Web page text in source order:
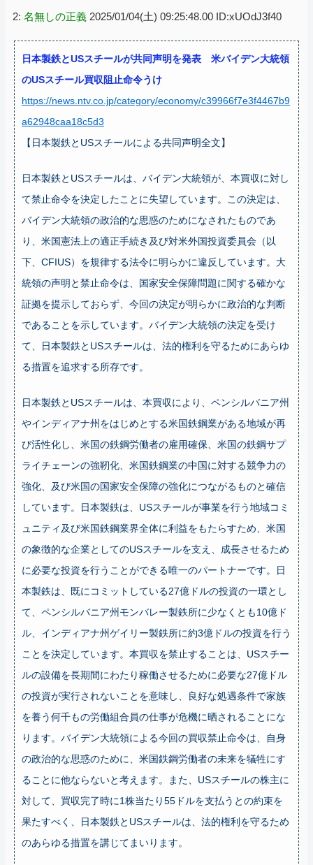
2: 名無しの正義 2025/01/04(土) 09:25:48.00 ID:xUOdJ3f40
日本製鉄とUSスチールが共同声明を発表 米バイデン大統領
のUSスチール買収阻止命令うけ
https://news.ntv.co.jp/category/economy/c39966f7e3f4467b9
a62948caa18c5d3
【日本製鉄とUSスチールによる共同声明全文】
日本製鉄とUSスチールは、バイデン大統領が、本買収に対し
て禁止命令を決定したことに失望しています。この決定は、
バイデン大統領の政治的な思惑のためになされたものであ
り、米国憲法上の適正手続き及び対米外国投資委員会（以
下、CFIUS）を規律する法令に明らかに違反しています。大
統領の声明と禁止命令は、国家安全保障問題に関する確かな
証拠を提示しておらず、今回の決定が明らかに政治的な判断
であることを示しています。バイデン大統領の決定を受け
て、日本製鉄とUSスチールは、法的権利を守るためにあらゆ
る措置を追求する所存です。
日本製鉄とUSスチールは、本買収により、ペンシルバニア州
やインディアナ州をはじめとする米国鉄鋼業がある地域が再
び活性化し、米国の鉄鋼労働者の雇用確保、米国の鉄鋼サプ
ライチェーンの強靭化、米国鉄鋼業の中国に対する競争力の
強化、及び米国の国家安全保障の強化につながるものと確信
しています。日本製鉄は、USスチールが事業を行う地域コミ
ュニティ及び米国鉄鋼業界全体に利益をもたらすため、米国
の象徴的な企業としてのUSスチールを支え、成長させるため
に必要な投資を行うことができる唯一のパートナーです。日
本製鉄は、既にコミットしている27億ドルの投資の一環とし
て、ペンシルバニア州モンバレー製鉄所に少なくとも10億ド
ル、インディアナ州ゲイリー製鉄所に約3億ドルの投資を行う
ことを決定しています。本買収を禁止することは、USスチー
ルの設備を長期間にわたり稼働させるために必要な27億ドル
の投資が実行されないことを意味し、良好な処遇条件で家族
を養う何千もの労働組合員の仕事が危機に晒されることにな
ります。バイデン大統領による今回の買収禁止命令は、自身
の政治的な思惑のために、米国鉄鋼労働者の未来を犠牲にす
ることに他ならないと考えます。また、USスチールの株主に
対して、買収完了時に1株当たり55ドルを支払うとの約束を
果たすべく、日本製鉄とUSスチールは、法的権利を守るため
のあらゆる措置を講じてまいります。